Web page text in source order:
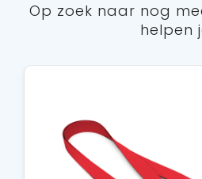
Op zoek naar nog
helpen